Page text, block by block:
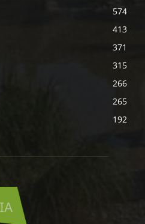
574
413
371
315
266
265
192